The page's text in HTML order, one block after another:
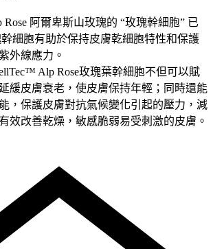
Rose 阿爾卑斯山玫瑰的 “玫瑰幹細胞” 已
細胞有助於保持皮膚乾細胞特性和保護
外線應力。
Alp Rose玫瑰葉幹細胞不但可以賦
緩皮膚衰老，使皮膚保持年輕；同時還能
，保護皮膚對抗氣候變化引起的壓力，減
效改善乾燥，敏感脆弱易受刺激的皮膚。